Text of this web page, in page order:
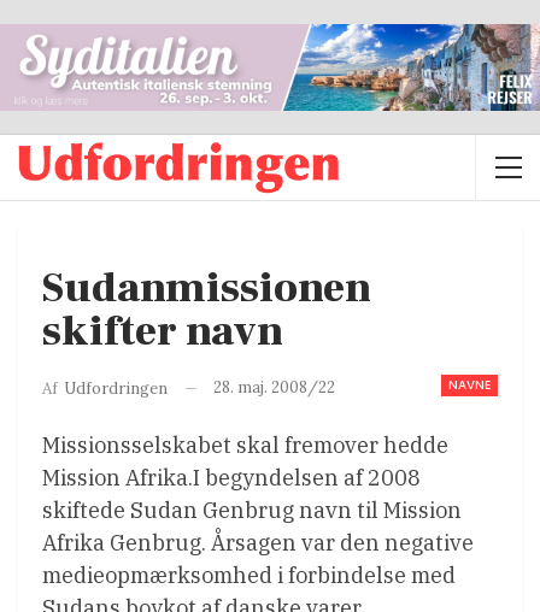
Sudanmissionen
skifter navn
NAVNE
Af Udfordringen 28. maj. 2008/22
Missionsselskabet skal fremover hedde
Mission Afrika.I begyndelsen af 2008
skiftede Sudan Genbrug navn til Mission
Afrika Genbrug. Årsagen var den negative
medieopmærksomhed i forbindelse med